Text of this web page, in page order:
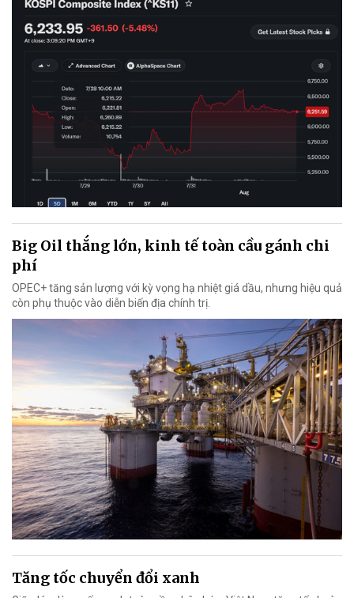
Big Oil thắng lớn, kinh tế toàn cầu gánh chi
phí
OPEC+ tăng sản lượng với kỳ vọng hạ nhiệt giá dầu, nhưng hiệu quả
còn phụ thuộc vào diễn biến địa chính trị.
Tăng tốc chuyển đổi xanh